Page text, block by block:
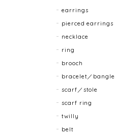
earrings
pierced earrings
necklace
ring
brooch
bracelet／bangle
scarf／stole
scarf ring
twilly
belt